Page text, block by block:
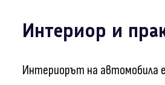
Интериор и
Интериорът на автомобила